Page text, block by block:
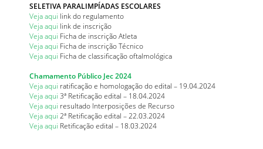
SELETIVA PARALIMPÍADAS ESCOLARES
Veja aqui link do regulamento
Veja aqui link de inscrição
Veja aqui Ficha de inscrição Atleta
Veja aqui Ficha de inscrição Técnico
Veja aqui Ficha de classificação oftalmológica
Chamamento Público Jec 2024
Veja aqui ratificação e homologação do edital – 19.04.2024
Veja aqui 3ª Retificação edital – 18.04.2024
Veja aqui resultado Interposições de Recurso
Veja aqui 2ª Retificação edital – 22.03.2024
Veja aqui Retificação edital – 18.03.2024